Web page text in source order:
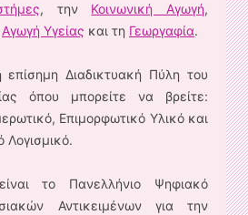
, την Κοινωνική Αγωγή,
Αγωγή Υγείας και τη Γεωργαφία.
Διαδικτυακή Πύλη του
όπου μπορείτε να βρείτε:
Επιμορφωτικό Υλικό και
Λογισμικό.
το Πανελλήνιο Ψηφιακό
Αντικειμένων για την